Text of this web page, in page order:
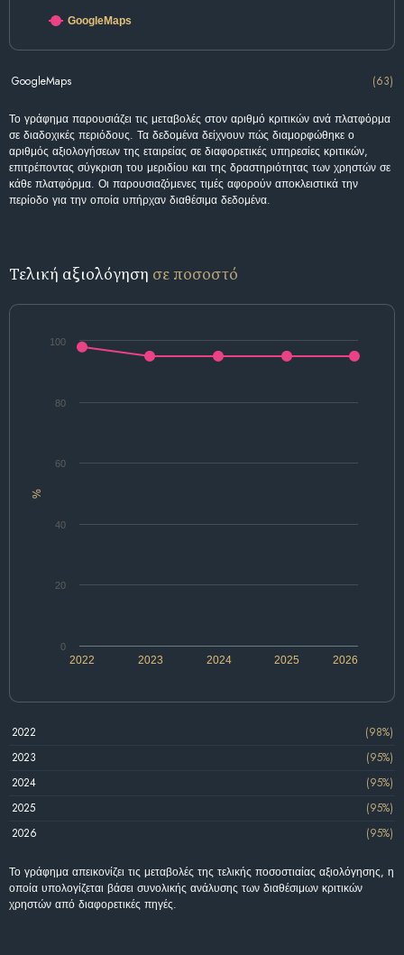
GoogleMaps
GoogleMaps (63)
Το γράφημα παρουσιάζει τις μεταβολές στον αριθμό κριτικών ανά πλατφόρμα
σε διαδοχικές περιόδους. Τα δεδομένα δείχνουν πώς διαμορφώθηκε ο
αριθμός αξιολογήσεων της εταιρείας σε διαφορετικές υπηρεσίες κριτικών,
επιτρέποντας σύγκριση του μεριδίου και της δραστηριότητας των χρηστών σε
κάθε πλατφόρμα. Οι παρουσιαζόμενες τιμές αφορούν αποκλειστικά την
περίοδο για την οποία υπήρχαν διαθέσιμα δεδομένα.
Τελική αξιολόγηση σε ποσοστό
%
2022 2024 2026
2023 2025
0
20
40
60
80
100
2022
(98%)
2023
(95%)
2024
(95%)
2025
(95%)
2026
(95%)
Το γράφημα απεικονίζει τις μεταβολές της τελικής ποσοστιαίας αξιολόγησης, η
οποία υπολογίζεται βάσει συνολικής ανάλυσης των διαθέσιμων κριτικών
χρηστών από διαφορετικές πηγές.